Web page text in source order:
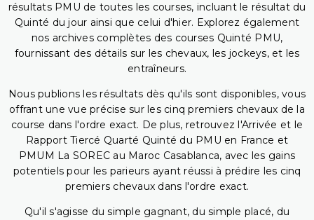
résultats PMU de toutes les courses, incluant le résultat du
Quinté du jour ainsi que celui d'hier. Explorez également
nos archives complètes des courses Quinté PMU,
fournissant des détails sur les chevaux, les jockeys, et les
entraîneurs.
Nous publions les résultats dès qu'ils sont disponibles, vous
offrant une vue précise sur les cinq premiers chevaux de la
course dans l'ordre exact. De plus, retrouvez l'Arrivée et le
Rapport Tiercé Quarté Quinté du PMU en France et
PMUM La SOREC au Maroc Casablanca, avec les gains
potentiels pour les parieurs ayant réussi à prédire les cinq
premiers chevaux dans l'ordre exact.
Qu'il s'agisse du simple gagnant, du simple placé, du